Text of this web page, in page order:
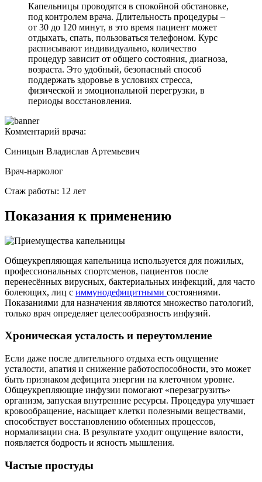
Капельницы проводятся в спокойной обстановке,
под контролем врача. Длительность процедуры –
от 30 до 120 минут, в это время пациент может
отдыхать, спать, пользоваться телефоном. Курс
расписывают индивидуально, количество
процедур зависит от общего состояния, диагноза,
возраста. Это удобный, безопасный способ
поддержать здоровье в условиях стресса,
физической и эмоциональной перегрузки, в
периоды восстановления.
Комментарий врача:
Синицын Владислав Артемьевич
Врач-нарколог
Стаж работы: 12 лет
Показания к применению
Общеукрепляющая капельница используется для пожилых,
профессиональных спортсменов, пациентов после
перенесённых вирусных, бактериальных инфекций, для часто
болеющих, лиц с иммунодефицитными состояниями.
Показаниями для назначения являются множество патологий,
только врач определяет целесообразность инфузий.
Хроническая усталость и переутомление
Если даже после длительного отдыха есть ощущение
усталости, апатия и снижение работоспособности, это может
быть признаком дефицита энергии на клеточном уровне.
Общеукрепляющие инфузии помогают «перезагрузить»
организм, запуская внутренние ресурсы. Процедура улучшает
кровообращение, насыщает клетки полезными веществами,
способствует восстановлению обменных процессов,
нормализации сна. В результате уходит ощущение вялости,
появляется бодрость и ясность мышления.
Частые простуды